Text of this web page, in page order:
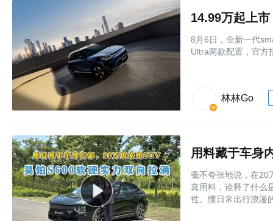
8月6日，全新一代
Ultra两款配置，官方
林林Go
毫不夸张地说，在20
真用料，诠释了什么
性、懂日常出行浪漫